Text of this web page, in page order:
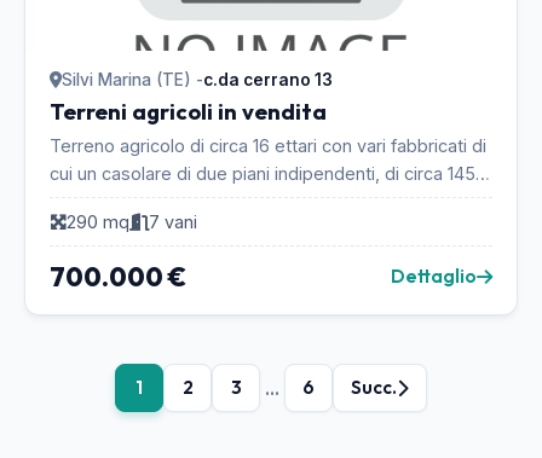
Silvi Marina (TE) -c.da cerrano 13
Terreni agricoli in vendita
Terreno agricolo di circa 16 ettari con vari fabbricati di
cui un casolare di due piani indipendenti, di circa 145
mq a piano di cui uno vivibile e un...
290 mq
7 vani
700.000 € Dettaglio
1 2 3 ... 6 Succ.